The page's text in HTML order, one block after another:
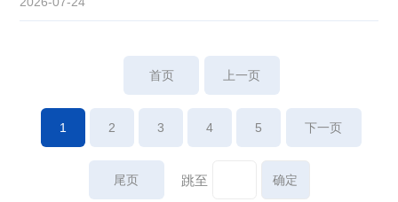
首页 上一页
1 2 3 4 5 下一页
尾页 跳至